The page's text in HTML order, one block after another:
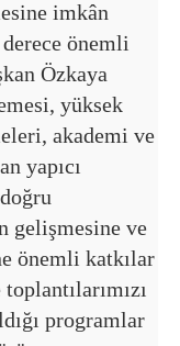
imkân
önemli
Özkaya
yüksek
akademi ve
yapıcı
gelişmesine ve
önemli katkılar
programlar